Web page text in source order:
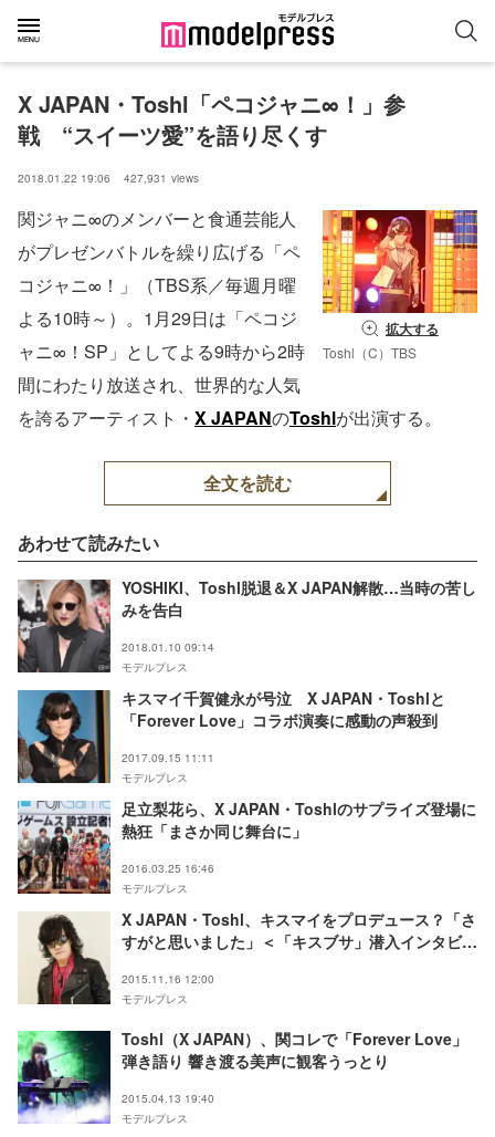
X JAPAN・Toshl「ペコジャニ∞！」参
戦　“スイーツ愛”を語り尽くす
2018.01.22 19:06 427,931 views
拡大する
Toshl（C）TBS
関ジャニ∞のメンバーと食通芸能人
がプレゼンバトルを繰り広げる「ペ
コジャニ∞！」（TBS系／毎週月曜
よる10時～）。1月29日は「ペコジ
ャニ∞！SP」としてよる9時から2時
間にわたり放送され、世界的な人気
を誇るアーティスト・ X JAPANのToshlが出演する。
全文を読む
あわせて読みたい
YOSHIKI、Toshl脱退＆X JAPAN解散…当時の苦し
みを告白
2018.01.10 09:14
モデルプレス
キスマイ千賀健永が号泣 X JAPAN・Toshlと
「Forever Love」コラボ演奏に感動の声殺到
2017.09.15 11:11
モデルプレス
足立梨花ら、X JAPAN・Toshlのサプライズ登場に
熱狂「まさか同じ舞台に」
2016.03.25 16:46
モデルプレス
X JAPAN・Toshl、キスマイをプロデュース？「さ
すがと思いました」＜「キスブサ」潜入インタビュ
2015.11.16 12:00
モデルプレス
Toshl（X JAPAN）、関コレで「Forever Love」
弾き語り 響き渡る美声に観客うっとり
2015.04.13 19:40
モデルプレス